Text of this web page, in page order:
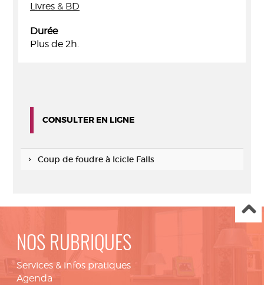
Livres & BD
Durée
Plus de 2h.
CONSULTER EN LIGNE
Coup de foudre à Icicle Falls
NOS RUBRIQUES
Services & infos pratiques
Agenda